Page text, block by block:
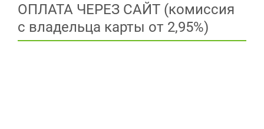
ОПЛАТА ЧЕРЕЗ САЙТ (комиссия
с владельца карты от 2,95%)